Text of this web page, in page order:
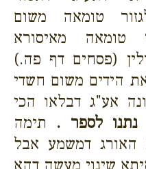
טומאה משום
טומאה מאיסורא
(פסחים דף פה.)
הידים משום חשדי
אע"ג דבלאו הכי
נתנו לספר . תימה
האורג דמשמע אבל